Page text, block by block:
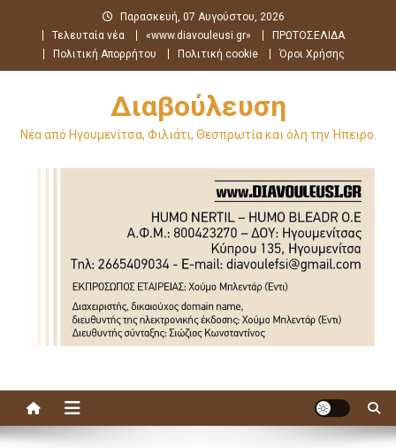
περιεχόμενο
Παρασκευή, 07 Αυγούστου, 2026
Τελευταία νέα
«www.diavouleusi.gr»
ΠΡΩΤΟΣΕΛΙΔΑ
Πολιτική Απορρήτου
Πολιτική cookie Όροι Χρήσης
Διαβούλευση
Νέα από Ηγουμενίτσα, Φιλιάτι, Θεσπρωτία και όλη την Ήπειρο.